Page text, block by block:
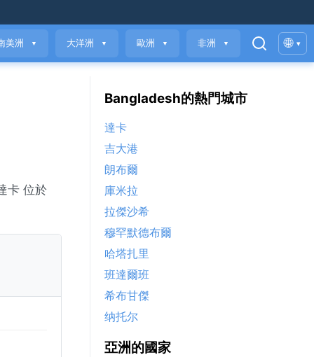
美洲 ▼ 大洋洲 ▼ 歐洲 ▼ 非洲 ▼ 🌐 ▾
卡 位於
Bangladesh的熱門城市
達卡
吉大港
朗布爾
庫米拉
拉傑沙希
穆罕默德布爾
哈塔扎里
班達爾班
希布甘傑
纳托尔
亞洲的國家